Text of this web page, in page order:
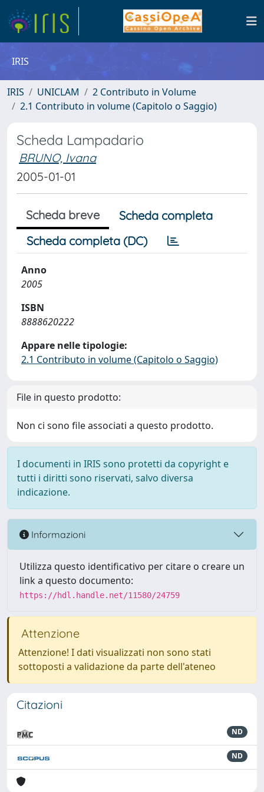
IRIS
IRIS UNICLAM
2 Contributo in Volume
2.1 Contributo in volume (Capitolo o Saggio)
Scheda Lampadario
BRUNO, Ivana
2005-01-01
Scheda breve
Scheda completa
Scheda completa (DC)
Anno
2005
ISBN
8888620222
Appare nelle tipologie:
2.1 Contributo in volume (Capitolo o Saggio)
File in questo prodotto:
Non ci sono file associati a questo prodotto.
I documenti in IRIS sono protetti da copyright e
tutti i diritti sono riservati, salvo diversa
indicazione.
Informazioni
Utilizza questo identificativo per citare o creare un
link a questo documento:
https://hdl.handle.net/11580/24759
Attenzione
Attenzione! I dati visualizzati non sono stati
sottoposti a validazione da parte dell'ateneo
Citazioni
ND
ND